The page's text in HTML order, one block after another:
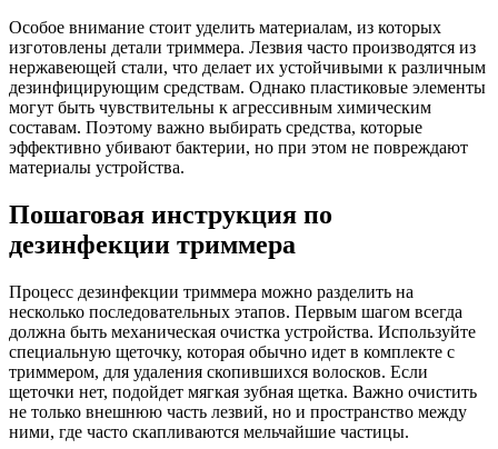
Особое внимание стоит уделить материалам, из которых
изготовлены детали триммера. Лезвия часто производятся из
нержавеющей стали, что делает их устойчивыми к различным
дезинфицирующим средствам. Однако пластиковые элементы
могут быть чувствительны к агрессивным химическим
составам. Поэтому важно выбирать средства, которые
эффективно убивают бактерии, но при этом не повреждают
материалы устройства.
Пошаговая инструкция по
дезинфекции триммера
Процесс дезинфекции триммера можно разделить на
несколько последовательных этапов. Первым шагом всегда
должна быть механическая очистка устройства. Используйте
специальную щеточку, которая обычно идет в комплекте с
триммером, для удаления скопившихся волосков. Если
щеточки нет, подойдет мягкая зубная щетка. Важно очистить
не только внешнюю часть лезвий, но и пространство между
ними, где часто скапливаются мельчайшие частицы.